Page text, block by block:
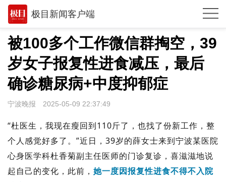
极目新闻客户端
推荐
观点
时政
湖北
武汉
世相
环球
被100多个工作微信群掏空，39
岁女子报复性进食减压，最后
确诊糖尿病+中度抑郁症
宁波晚报 2025-05-09 22:37:49
“杜医生，我现在瘦回到110斤了，也找了份新工作，整
个人感觉好多了。”近日，39岁的薛女士来到宁波某医院
心身医学科杜香菊副主任医师的门诊复诊，喜滋滋地说
起自己的变化，此前， 她一度因报复性进食不得不入院